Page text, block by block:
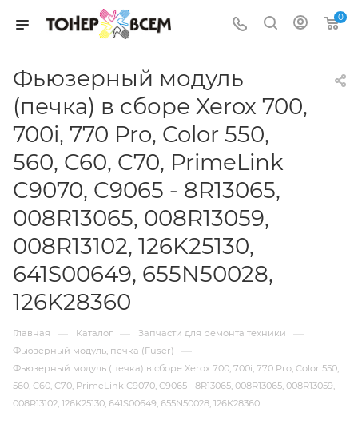
0
Фьюзерный модуль
(печка) в сборе Xerox 700,
700i, 770 Pro, Color 550,
560, C60, C70, PrimeLink
C9070, C9065 - 8R13065,
008R13065, 008R13059,
008R13102, 126K25130,
641S00649, 655N50028,
126K28360
Главная — Каталог — Запчасти для ремонта техники —
Фьюзерный модуль, печка (Fuser) —
Фьюзерный модуль (печка) в сборе Xerox 700, 700i, 770 Pro, Color 550,
560, C60, C70, PrimeLink C9070, C9065 - 8R13065, 008R13065, 008R13059,
008R13102, 126K25130, 641S00649, 655N50028, 126K28360